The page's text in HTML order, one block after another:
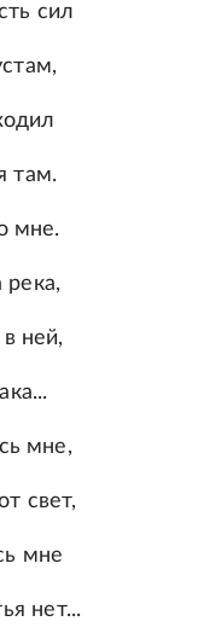
сил
там.
мне.
ней,
мне,
свет,
мне
нет...